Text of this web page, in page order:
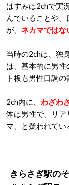
はすみは2chで実
んでいることや
が、 ネカマではな
当時の2chは、独
は、基本的に男
ト板も男性口調の
2ch内に、 わざわ
体は男性で、リア
マ、と疑われてい
きらさぎ駅の